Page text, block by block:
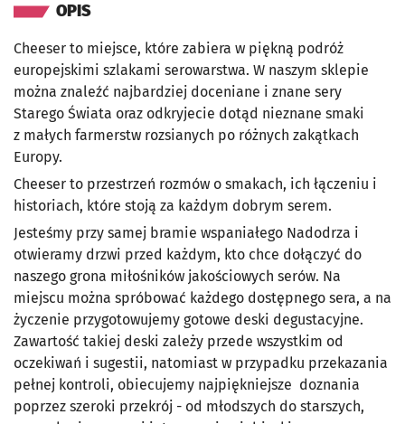
OPIS
Cheeser to miejsce, które zabiera w piękną podróż
europejskimi szlakami serowarstwa. W naszym sklepie
można znaleźć najbardziej doceniane i znane sery
Starego Świata oraz odkryjecie dotąd nieznane smaki
z małych farmerstw rozsianych po różnych zakątkach
Europy.
Cheeser to przestrzeń rozmów o smakach, ich łączeniu i
historiach, które stoją za każdym dobrym serem.
Jesteśmy przy samej bramie wspaniałego Nadodrza i
otwieramy drzwi przed każdym, kto chce dołączyć do
naszego grona miłośników jakościowych serów. Na
miejscu można spróbować każdego dostępnego sera, a na
życzenie przygotowujemy gotowe deski degustacyjne.
Zawartość takiej deski zależy przede wszystkim od
oczekiwań i sugestii, natomiast w przypadku przekazania
pełnej kontroli, obiecujemy najpiękniejsze doznania
poprzez szeroki przekrój - od młodszych do starszych,